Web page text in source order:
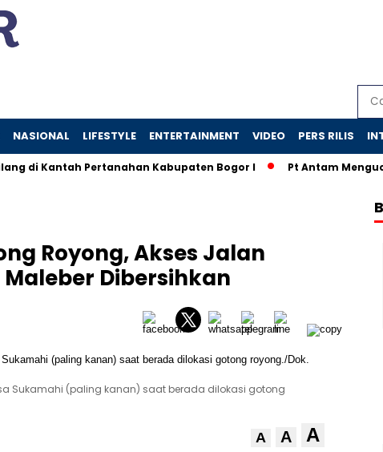
NASIONAL LIFESTYLE ENTERTAINMENT VIDEO PERS RILIS
di Kantah Pertanahan Kabupaten Bogor I Pt Antam
Royong, Akses Jalan
Dibersihkan
Sukamahi (paling kanan) saat berada dilokasi gotong
A A A